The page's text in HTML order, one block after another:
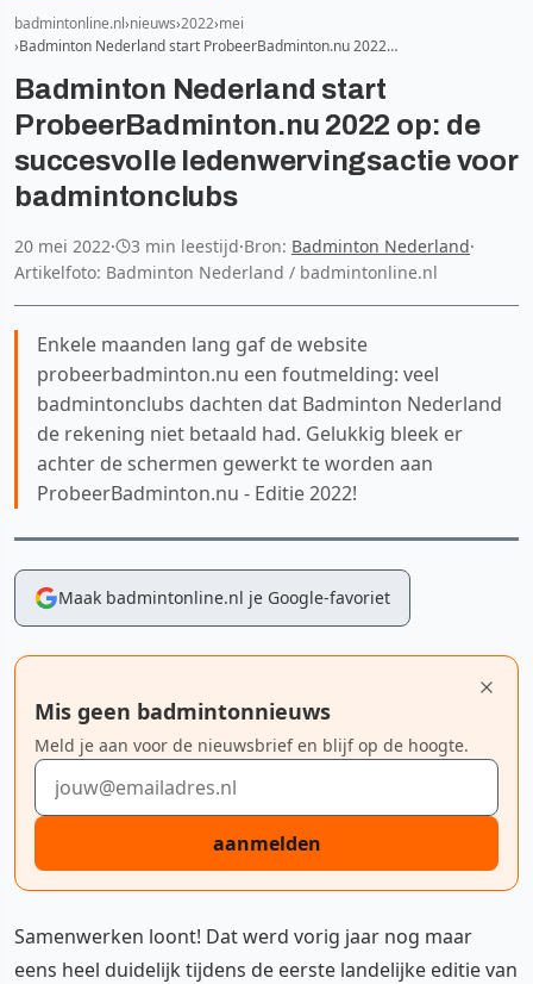
badmintonline.nl nieuws 2022 mei
Badminton Nederland start ProbeerBadminton.nu 2022…
Badminton Nederland start
ProbeerBadminton.nu 2022 op: de
succesvolle ledenwervingsactie voor
badmintonclubs
20 mei 2022· 3 min leestijd·Bron: Badminton Nederland·
Artikelfoto: Badminton Nederland / badmintonline.nl
Enkele maanden lang gaf de website
probeerbadminton.nu een foutmelding: veel
badmintonclubs dachten dat Badminton Nederland
de rekening niet betaald had. Gelukkig bleek er
achter de schermen gewerkt te worden aan
ProbeerBadminton.nu - Editie 2022!
Maak badmintonline.nl je Google-favoriet
Mis geen badmintonnieuws
Meld je aan voor de nieuwsbrief en blijf op de hoogte.
E-mailadres
aanmelden
Samenwerken loont! Dat werd vorig jaar nog maar
eens heel duidelijk tijdens de eerste landelijke editie van